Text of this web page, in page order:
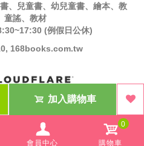
會員中心
0
購物車
加入購物車
、兒童書、幼兒童書、繪本、教
童謠、教材
(例假日公休)
168books.com.tw